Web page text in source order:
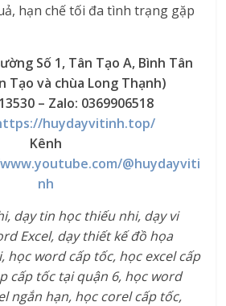
hạn chế tối đa tình trạng gặp
Số 1, Tân Tạo A, Bình Tân
Tạo và chùa Long Thạnh)
– Zalo: 0369906518
huydayvitinh.top/
Kênh
@huydayviti
nh
dạy tin học thiếu nhi, dạy vi
Excel, dạy thiết kế đồ họa
học word cấp tốc, học excel cấp
cấp tốc tại quận 6, học word
ngắn hạn, học corel cấp tốc,